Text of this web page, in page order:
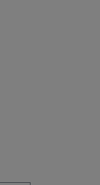
verfügbar.)
verfügbar.)